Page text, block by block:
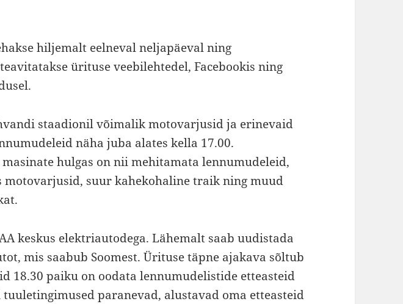
hiljemalt eelneval neljapäeval ning
ürituse veebilehtedel, Facebookis ning
staadionil võimalik motovarjusid ja erinevaid
näha juba alates kella 17.00.
hulgas on nii mehitamata lennumudeleid,
motovarjusid, suur kahekohaline traik ning muud
keskus elektriautodega. Lähemalt saab uudistada
mis saabub Soomest. Ürituse täpne ajakava sõltub
18.30 paiku on oodata lennumudelistide etteasteid
paranevad, alustavad oma etteasteid